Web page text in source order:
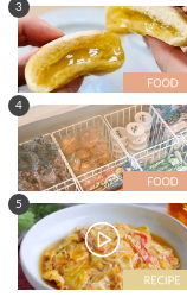
3
4
5